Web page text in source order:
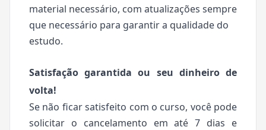
material necessário, com atualizações sempre
que necessário para garantir a qualidade do
estudo.
Satisfação garantida ou seu dinheiro de
volta!
Se não ficar satisfeito com o curso, você pode
solicitar o cancelamento em até 7 dias e